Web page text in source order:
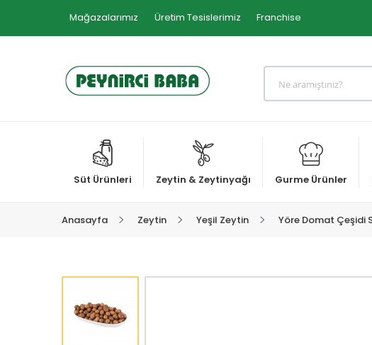
Mağazalarımız Üretim Tesislerimiz Franchise
Süt Ürünleri Zeytin & Zeytinyağı Gurme Ürünler
Anasayfa Zeytin Yeşil Zeytin Yöre Domat Çeşidi